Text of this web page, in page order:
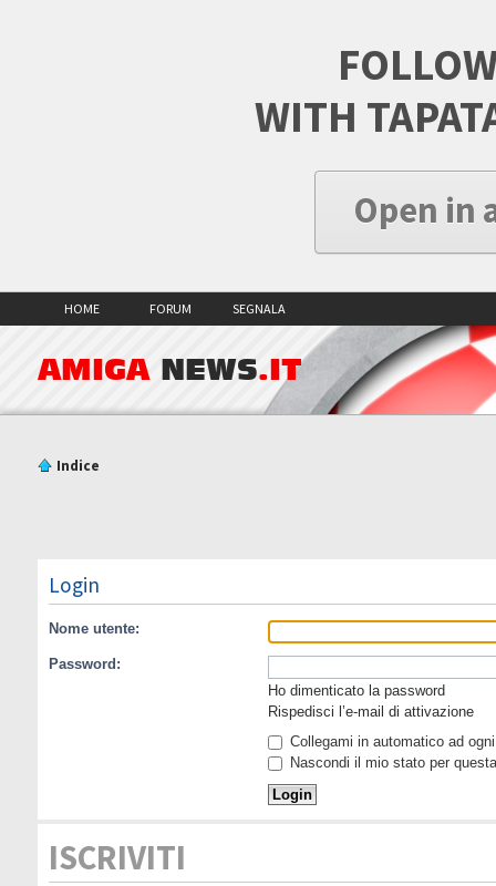
WITH
Open in
HOME FORUM SEGNALA
AMIGA NEWS.IT
Indice
Login
Nome utente:
Password:
Ho dimenticato la password
Rispedisci l’e-mail di attivazione
Collegami in automatico ad
Nascondi il mio stato per
ISCRIVITI